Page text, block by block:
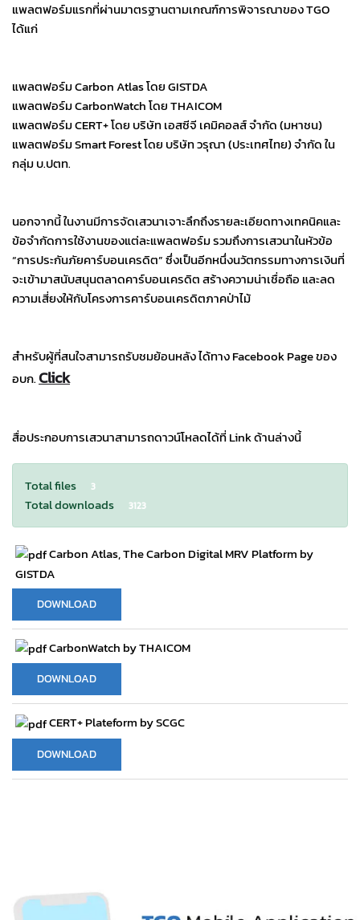
แพลตฟอร์มแรกที่ผ่านมาตรฐานตามเกณฑ์การพิจารณาของ TGO
ได้แก่
แพลตฟอร์ม Carbon Atlas โดย GISTDA
แพลตฟอร์ม CarbonWatch โดย THAICOM
แพลตฟอร์ม CERT+ โดย บริษัท เอสซีจี เคมิคอลส์ จำกัด (มหาชน)
แพลตฟอร์ม Smart Forest โดย บริษัท วรุณา (ประเทศไทย) จำกัด ใน
กลุ่ม บ.ปตท.
นอกจากนี้ ในงานมีการจัดเสวนาเจาะลึกถึงรายละเอียดทางเทคนิคและ
ข้อจำกัดการใช้งานของแต่ละแพลตฟอร์ม รวมถึงการเสวนาในหัวข้อ
“การประกันภัยคาร์บอนเครดิต” ซึ่งเป็นอีกหนึ่งนวัตกรรมทางการเงินที่
จะเข้ามาสนับสนุนตลาดคาร์บอนเครดิต สร้างความน่าเชื่อถือ และลด
ความเสี่ยงให้กับโครงการคาร์บอนเครดิตภาคป่าไม้
สำหรับผู้ที่สนใจสามารถรับชมย้อนหลัง ได้ทาง Facebook Page ของ
อบก.Click
สื่อประกอบการเสวนาสามารถดาวน์โหลดได้ที่ Link ด้านล่างนี้
Total files 3
Total downloads 3123
Carbon Atlas, The Carbon Digital MRV Platform by
GISTDA
DOWNLOAD
CarbonWatch by THAICOM
DOWNLOAD
CERT+ Plateform by SCGC
DOWNLOAD